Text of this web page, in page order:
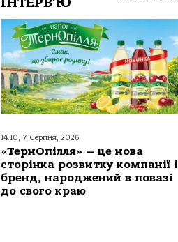
14:10, 7 Серпня, 2026
«ТернОпілля» – це нова
сторінка розвитку компанії і
бренд, народжений в повазі
до свого краю